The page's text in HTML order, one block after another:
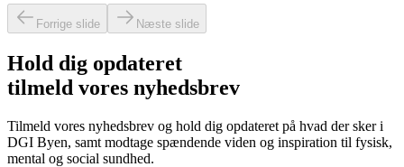
Forrige slide Næste slide
Hold dig opdateret
tilmeld vores nyhedsbrev
Tilmeld vores nyhedsbrev og hold dig opdateret på hvad der sker i
DGI Byen, samt modtage spændende viden og inspiration til fysisk,
mental og social sundhed.